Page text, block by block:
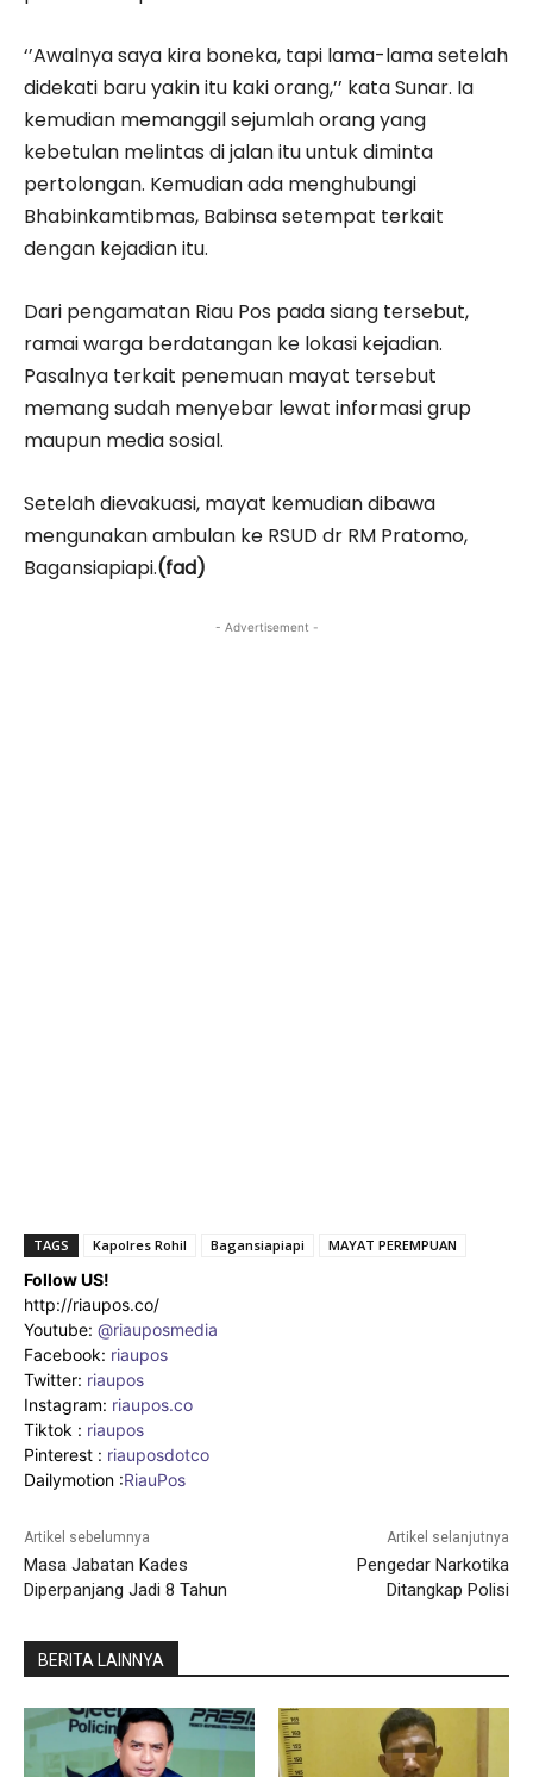
‘’Awalnya saya kira boneka, tapi lama-lama setelah
didekati baru yakin itu kaki orang,’’ kata Sunar. Ia
kemudian memanggil sejumlah orang yang
kebetulan melintas di jalan itu untuk diminta
pertolongan. Kemudian ada menghubungi
Bhabinkamtibmas, Babinsa setempat terkait
dengan kejadian itu.
Dari pengamatan Riau Pos pada siang tersebut,
ramai warga berdatangan ke lokasi kejadian.
Pasalnya terkait penemuan mayat tersebut
memang sudah menyebar lewat informasi grup
maupun media sosial.
Setelah dievakuasi, mayat kemudian dibawa
mengunakan ambulan ke RSUD dr RM Pratomo,
Bagansiapiapi.(fad)
- Advertisement -
TAGS Kapolres Rohil Bagansiapiapi MAYAT PEREMPUAN
Follow US!
http://riaupos.co/
Youtube: @riauposmedia
Facebook: riaupos
Twitter: riaupos
Instagram: riaupos.co
Tiktok : riaupos
Pinterest : riauposdotco
Dailymotion :RiauPos
Artikel sebelumnya
Masa Jabatan Kades
Diperpanjang Jadi 8 Tahun
Artikel selanjutnya
Pengedar Narkotika
Ditangkap Polisi
BERITA LAINNYA